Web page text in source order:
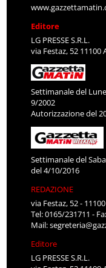
Editore
LG PRESSE S.R.L.
via Festaz, 52 11100
Settimanale del
9/2002
Autorizzazione del
Settimanale del
del 4/10/2016
REDAZIONE
via Festaz, 52 - 11100
Tel: 0165/231711 -
Mail:
Editore
LG PRESSE S.R.L.
via Festaz, 52 11100